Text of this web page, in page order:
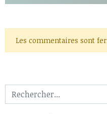
Les commentaires sont